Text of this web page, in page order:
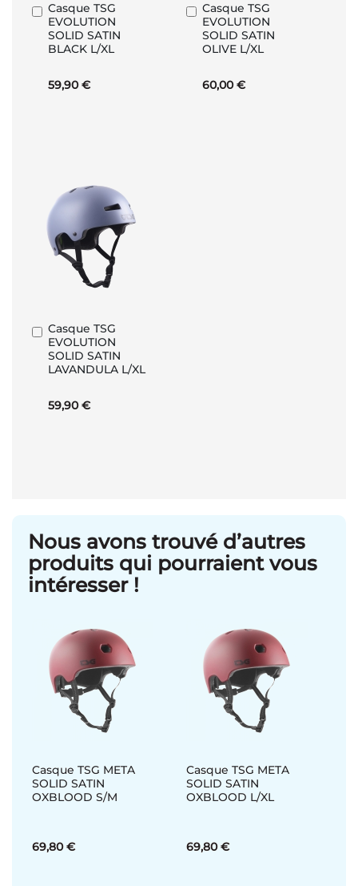
Casque TSG
EVOLUTION
SOLID SATIN
BLACK L/XL
59,90 €
Ajouter
au
panier
Casque TSG
EVOLUTION
SOLID SATIN
OLIVE L/XL
60,00 €
Ajouter
au
panier
Casque TSG
EVOLUTION
SOLID SATIN
LAVANDULA L/XL
59,90 €
Ajouter
au
panier
Nous avons trouvé d’autres
produits qui pourraient vous
intéresser !
Casque TSG META
SOLID SATIN
OXBLOOD S/M
69,80 €
Casque TSG META
SOLID SATIN
OXBLOOD L/XL
69,80 €